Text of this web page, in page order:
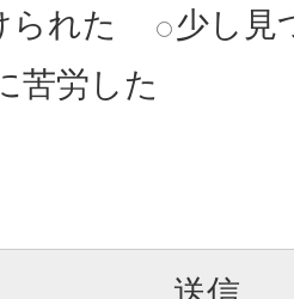
られた
少し見
苦労した